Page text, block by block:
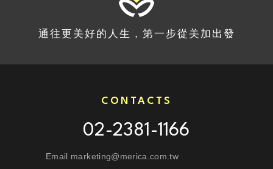
通往更美好的人生，第一步從美加出發
CONTACTS
02-2381-1166
Email marketing@merica.com.tw